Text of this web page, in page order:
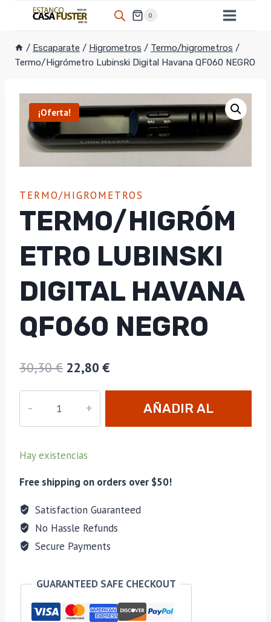
0
/ Escaparate / Higrometros / Termo/higrometros /
Termo/Higrómetro Lubinski Digital Havana QF060 NEGRO
¡Oferta!
TERMO/HIGROMETROS
TERMO/HIGRÓM
ETRO LUBINSKI
DIGITAL HAVANA
QF060 NEGRO
30,30€ El
precio
original
era:
30,30 €.
22,80 €
precio
actual
es:
Digital
QF060
NEGRO
AÑADIR AL
Hay existencias
Free shipping on orders over $50!
Satisfaction Guaranteed
No Hassle Refunds
Secure Payments
GUARANTEED SAFE CHECKOUT